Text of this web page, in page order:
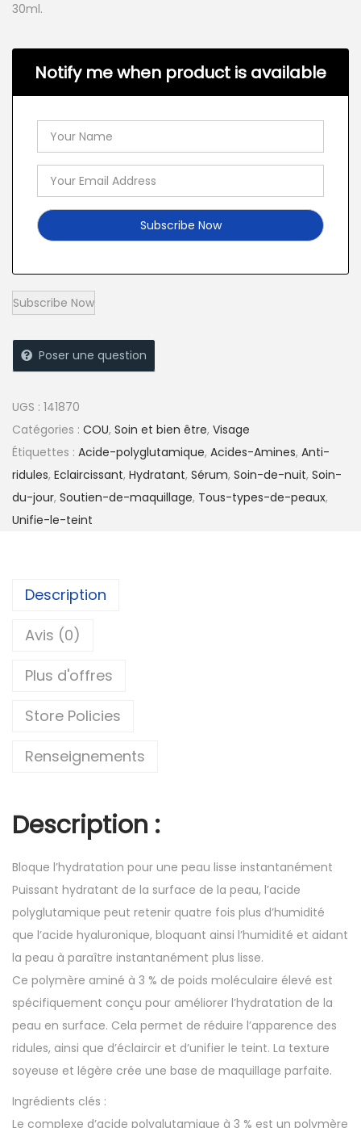
30ml.
Notify me when product is available
Poser une question
UGS : 141870
Catégories : COU, Soin et bien être, Visage
Étiquettes : Acide-polyglutamique, Acides-Amines, Anti-
ridules, Eclaircissant, Hydratant, Sérum, Soin-de-nuit, Soin-
du-jour, Soutien-de-maquillage, Tous-types-de-peaux,
Unifie-le-teint
Description
Avis (0)
Plus d'offres
Store Policies
Renseignements
Description :
Bloque l’hydratation pour une peau lisse instantanément
Puissant hydratant de la surface de la peau, l’acide
polyglutamique peut retenir quatre fois plus d’humidité
que l’acide hyaluronique, bloquant ainsi l’humidité et aidant
la peau à paraître instantanément plus lisse.
Ce polymère aminé à 3 % de poids moléculaire élevé est
spécifiquement conçu pour améliorer l’hydratation de la
peau en surface. Cela permet de réduire l’apparence des
ridules, ainsi que d’éclaircir et d’unifier le teint. La texture
soyeuse et légère crée une base de maquillage parfaite.
Ingrédients clés :
Le complexe d’acide polyglutamique à 3 % est un polymère